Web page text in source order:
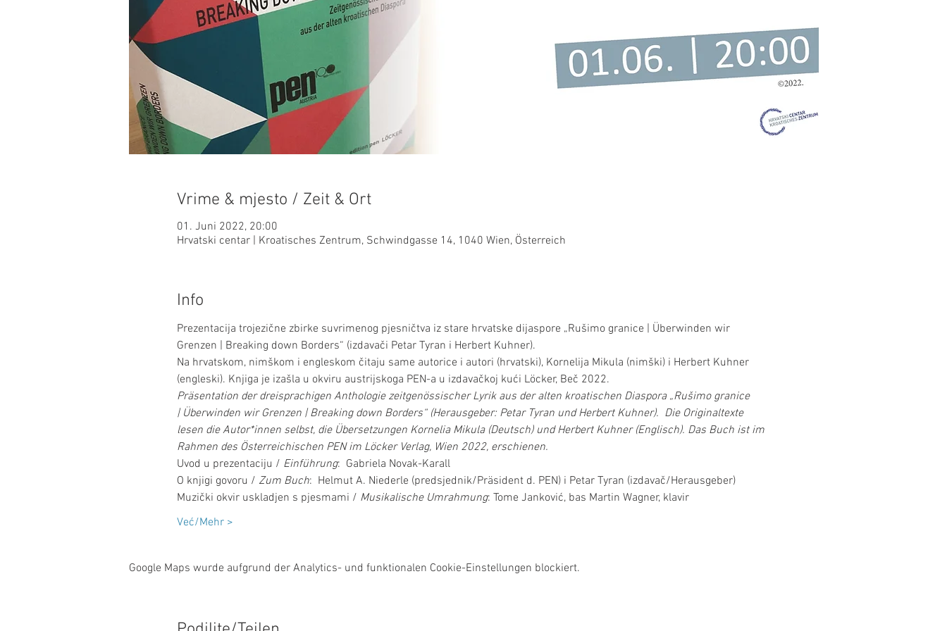
Vrime & mjesto / Zeit & Ort
01. Juni 2022, 20:00
Hrvatski centar | Kroatisches Zentrum, Schwindgasse 14, 1040 Wien, Österreich
Info
Prezentacija trojezične zbirke suvrimenog pjesničtva iz stare hrvatske dijaspore „Rušimo granice | Überwinden wir
Grenzen | Breaking down Borders“ (izdavači Petar Tyran i Herbert Kuhner).
Na hrvatskom, nimškom i engleskom čitaju same autorice i autori (hrvatski), Kornelija Mikula (nimški) i Herbert Kuhner
(engleski). Knjiga je izašla u okviru austrijskoga PEN-a u izdavačkoj kući Löcker, Beč 2022.
Präsentation der dreisprachigen Anthologie zeitgenössischer Lyrik aus der alten kroatischen Diaspora „Rušimo granice
| Überwinden wir Grenzen | Breaking down Borders“ (Herausgeber: Petar Tyran und Herbert Kuhner).  Die Originaltexte
lesen die Autor*innen selbst, die Übersetzungen Kornelia Mikula (Deutsch) und Herbert Kuhner (Englisch). Das Buch ist im
Rahmen des Österreichischen PEN im Löcker Verlag, Wien 2022, erschienen.
Uvod u prezentaciju / Einführung:  Gabriela Novak-Karall
O knjigi govoru / Zum Buch:  Helmut A. Niederle (predsjednik/Präsident d. PEN) i Petar Tyran (izdavač/Herausgeber)
Muzički okvir uskladjen s pjesmami / Musikalische Umrahmung: Tome Janković, bas Martin Wagner, klavir
Već/Mehr >
Google Maps wurde aufgrund der Analytics- und funktionalen Cookie-Einstellungen blockiert.